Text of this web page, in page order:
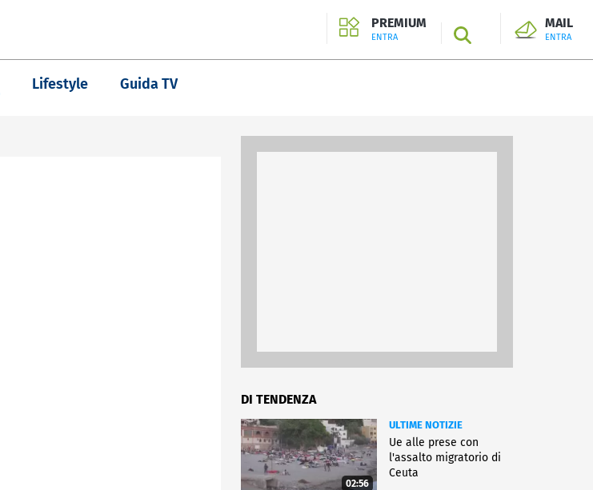
PREMIUM
ENTRA SEARCH
MAIL
ENTRA
Lifestyle Guida TV
DI TENDENZA
02:56
ULTIME NOTIZIE
Ue alle prese con
l'assalto migratorio di
Ceuta